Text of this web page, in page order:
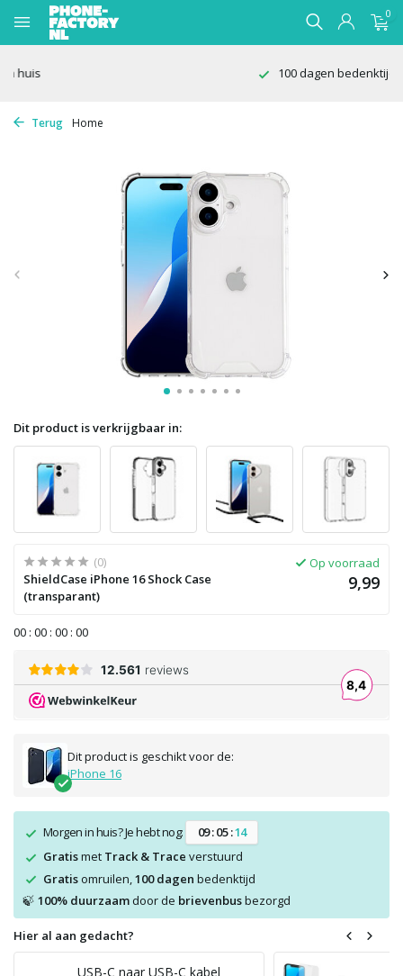
0
100 dagen bedenktijd
Terug Home
Dit product is verkrijgbaar in:
(0)
ShieldCase iPhone 16 Shock Case
(transparant)
Op voorraad
9,99
00 : 00 : 00 : 00
Dit product is geschikt voor de:
iPhone 16
Morgen in huis? Je hebt nog: 09:05:14
Gratismet Track & Trace verstuurd
Gratisomruilen, 100 dagen bedenktijd
🍃 100% duurzaamdoor de brievenbusbezorgd
Hier al aan gedacht?
USB-C naar USB-C kabel